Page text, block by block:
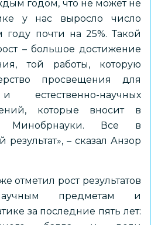
годом, что не может не
у нас выросло число
году почти на 25%. Такой
– большое достижение
той работы, которую
просвещения для
естественно-научных
которые вносит в
Минобрнауки. Все в
результат», – сказал Анзор
отметил рост результатов
научным предметам и
за последние пять лет: